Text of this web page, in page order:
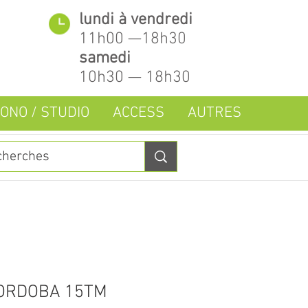
lundi à vendredi
11h00 —18h30
samedi
10h30 — 18h30
/ STUDIO ACCESS AUTRES
15TM